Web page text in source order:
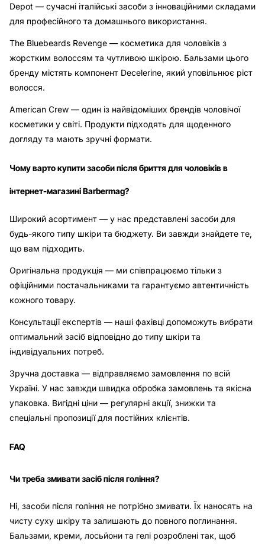
Depot — сучасні італійські засоби з інноваційними складами
для професійного та домашнього використання.
The Bluebeards Revenge — косметика для чоловіків з
жорстким волоссям та чутливою шкірою. Бальзами цього
бренду містять компонент Decelerine, який уповільнює ріст
волосся.
American Crew — один із найвідоміших брендів чоловічої
косметики у світі. Продукти підходять для щоденного
догляду та мають зручні формати.
Чому варто купити засоби після бриття для чоловіків в
інтернет-магазині Barbermag?
Широкий асортимент — у нас представлені засоби для
будь-якого типу шкіри та бюджету. Ви завжди знайдете те,
що вам підходить.
Оригінальна продукція — ми співпрацюємо тільки з
офіційними постачальниками та гарантуємо автентичність
кожного товару.
Консультації експертів — наші фахівці допоможуть вибрати
оптимальний засіб відповідно до типу шкіри та
індивідуальних потреб.
Зручна доставка — відправляємо замовлення по всій
Україні. У нас завжди швидка обробка замовлень та якісна
упаковка. Вигідні ціни — регулярні акції, знижки та
спеціальні пропозиції для постійних клієнтів.
FAQ
Чи треба змивати засіб після гоління?
Ні, засоби після гоління не потрібно змивати. Їх наносять на
чисту суху шкіру та залишають до повного поглинання.
Бальзами, креми, лосьйони та гелі розроблені так, щоб